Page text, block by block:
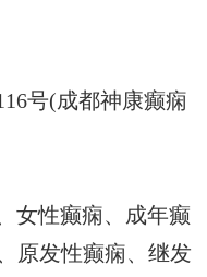
号(成都神康癫痫
女性癫痫、成年癫
原发性癫痫、继发